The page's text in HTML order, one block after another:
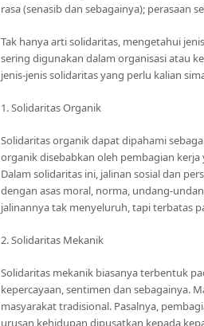
rasa (senasib dan sebagainya); perasaan
Tak hanya arti solidaritas, mengetahui
sering digunakan dalam organisasi atau
jenis-jenis solidaritas yang perlu kalian
1. Solidaritas Organik
Solidaritas organik dapat dipahami
organik disebabkan oleh pembagian
Dalam solidaritas ini, jalinan sosial dan
dengan asas moral, norma, undang-
jalinannya tak menyeluruh, tapi terbatas
2. Solidaritas Mekanik
Solidaritas mekanik biasanya terbentuk
kepercayaan, sentimen dan sebagainya.
masyarakat tradisional. Pasalnya,
urusan kehidupan dipusatkan kepada